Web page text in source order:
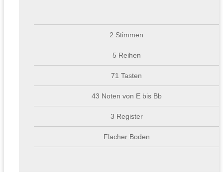
2 Stimmen
5 Reihen
71 Tasten
43 Noten von E bis Bb
3 Register
Flacher Boden